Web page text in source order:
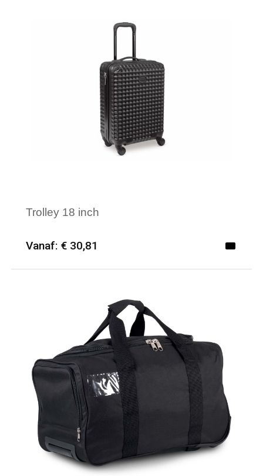
Trolley 18 inch
Vanaf: € 30,81
Minimale afname: 6